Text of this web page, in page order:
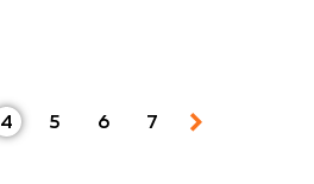
4 5 6 7